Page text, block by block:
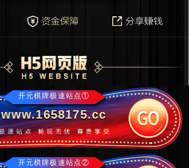
开元棋牌极速站点①
www.1658175.cc
开元棋牌极速站点②